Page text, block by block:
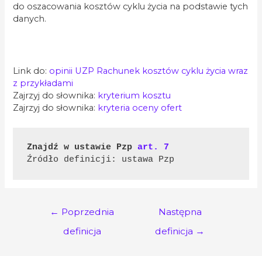
do oszacowania kosztów cyklu życia na podstawie tych
danych.
Link do: opinii UZP Rachunek kosztów cyklu życia wraz
z przykładami
Zajrzyj do słownika: kryterium kosztu
Zajrzyj do słownika: kryteria oceny ofert
Znajdź w ustawie Pzp art. 7
Źródło definicji: ustawa Pzp
Nawigacja
wpisu
← Poprzednia
definicja
Następna
definicja →